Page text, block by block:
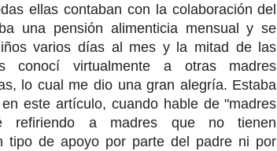
ellas contaban con la colaboración del
una pensión alimenticia mensual y se
varios días al mes y la mitad de las
conocí virtualmente a otras madres
lo cual me dio una gran alegría. Estaba
este artículo, cuando hable de "madres
refiriendo a madres que no tienen
tipo de apoyo por parte del padre ni por